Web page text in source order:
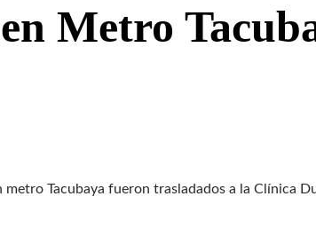
Metro
metro Tacubaya fueron trasladados a la Clínica